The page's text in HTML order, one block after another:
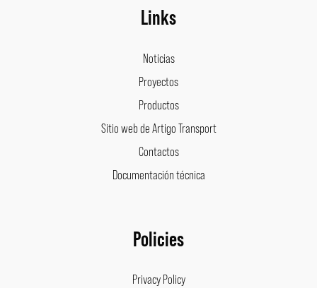
Links
Noticias
Proyectos
Productos
Sitio web de Artigo Transport
Contactos
Documentación técnica
Policies
Privacy Policy